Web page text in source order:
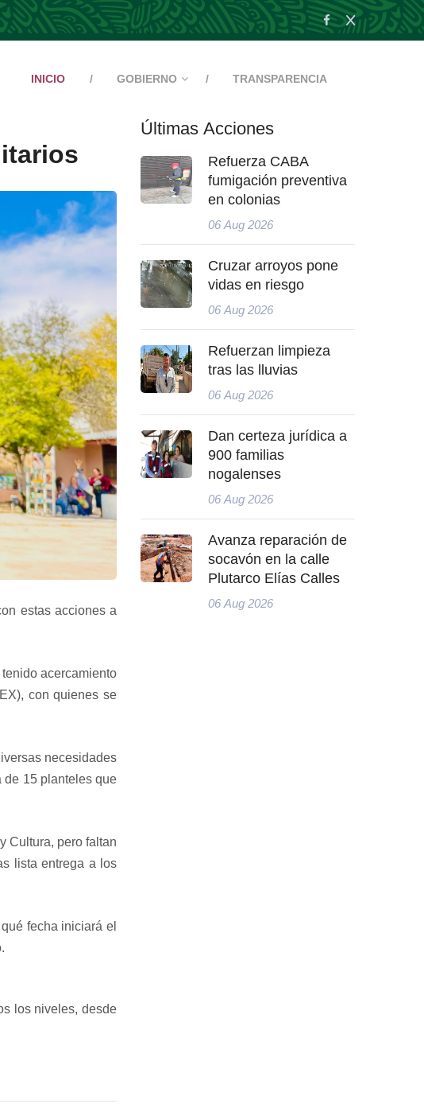
INICIO GOBIERNO TRANSPARENCIA
estas acciones a
acercamiento
con quienes se
necesidades
de 15 planteles que
Cultura, pero faltan
lista entrega a los
fecha iniciará el
los niveles, desde
Últimas Acciones
Refuerza CABA
fumigación preventiva
en colonias
06 Aug 2026
Cruzar arroyos pone
vidas en riesgo
06 Aug 2026
Refuerzan limpieza
tras las lluvias
06 Aug 2026
Dan certeza jurídica a
900 familias
nogalenses
06 Aug 2026
Avanza reparación de
socavón en la calle
Plutarco Elías Calles
06 Aug 2026